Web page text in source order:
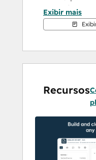
vendas
A Qwoty reúne
unificada. Em
com planilhas,
regras de
vendas
Exibir mais
Recursos